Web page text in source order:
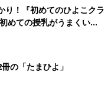
り！『初めてのひよこクラ
めての授乳がうまくい
本と夏のトラブル 解決テ
の「たまひよ」